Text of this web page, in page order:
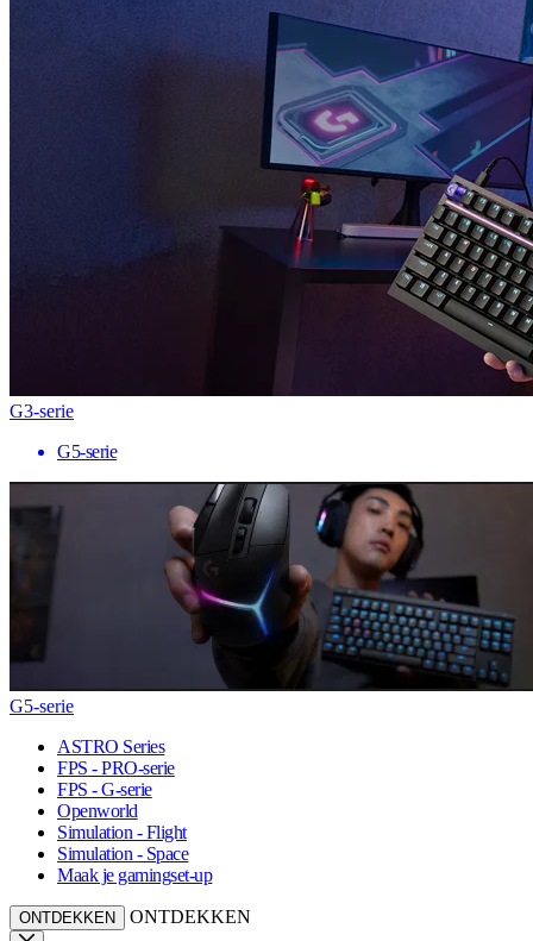
G3-serie
G5-serie
G5-serie
ASTRO Series
FPS - PRO-serie
FPS - G-serie
Openworld
Simulation - Flight
Simulation - Space
Maak je gamingset-up
ONTDEKKEN ONTDEKKEN